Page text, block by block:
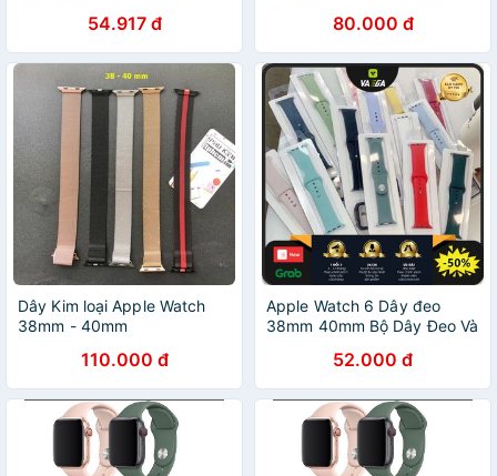
54.917 đ 80.000 đ
Dây Kim loại Apple Watch
38mm - 40mm
110.000 đ
Apple Watch 6 Dây đeo
38mm 40mm Bộ Dây Đeo Và
Đồng Hồ Thông Minh
52.000 đ